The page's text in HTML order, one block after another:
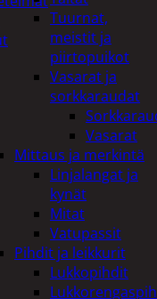
Tuurnat,
meistit ja
piirtopuikot
Vasarat ja
sorkkaraudat
Vasarat
Mittaus ja merkintä
Linjalangat ja
kynät
Mitat
Vatupassit
Pihdit ja leikkurit
Lukkopihdit